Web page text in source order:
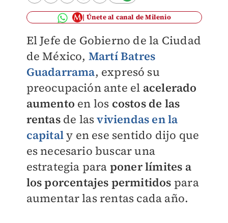
Únete al canal de Milenio
El Jefe de Gobierno de la Ciudad
de México, Martí Batres
Guadarrama, expresó su
preocupación ante el acelerado
aumento en los costos de las
rentasde lasviviendas en la
capitaly en ese sentido dijo que
es necesario buscar una
estrategia para poner límites a
los porcentajes permitidos para
aumentar las rentas cada año.